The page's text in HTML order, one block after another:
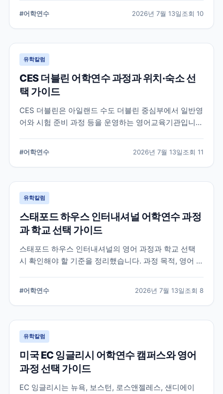
기준을 정리합니다.
#어학연수 2026년 7월 13일조회 10
유학칼럼
CES 더블린 어학연수 과정과 위치·숙소 선
택 가이드
CES 더블린은 아일랜드 수도 더블린 중심부에서 일반영
어와 시험 준비 과정 등을 운영하는 영어교육기관입니
#어학연수 2026년 7월 13일조회 11
유학칼럼
스태포드 하우스 인터내셔널 어학연수 과정
과 학교 선택 가이드
스태포드 하우스 인터내셔널의 영어 과정과 학교 선택
시 확인해야 할 기준을 정리했습니다. 과정 목적, 영어 수
#어학연수 2026년 7월 13일조회 8
유학칼럼
미국 EC 잉글리시 어학연수 캠퍼스와 영어
과정 선택 가이드
EC 잉글리시는 뉴욕, 보스턴, 로스앤젤레스, 샌디에이